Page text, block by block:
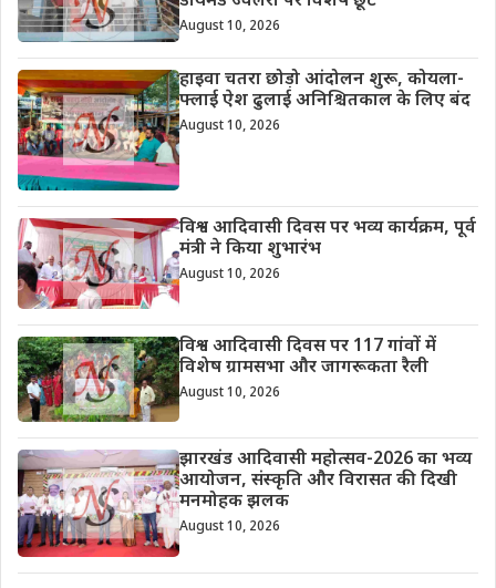
August 10, 2026
हाइवा चतरा छोड़ो आंदोलन शुरू, कोयला-
फ्लाई ऐश ढुलाई अनिश्चितकाल के लिए बंद
August 10, 2026
विश्व आदिवासी दिवस पर भव्य कार्यक्रम, पूर्व
मंत्री ने किया शुभारंभ
August 10, 2026
विश्व आदिवासी दिवस पर 117 गांवों में
विशेष ग्रामसभा और जागरूकता रैली
August 10, 2026
झारखंड आदिवासी महोत्सव-2026 का भव्य
आयोजन, संस्कृति और विरासत की दिखी
मनमोहक झलक
August 10, 2026